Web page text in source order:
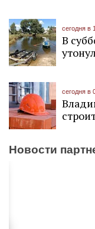
сегодня в
В
сегодня в
Новости